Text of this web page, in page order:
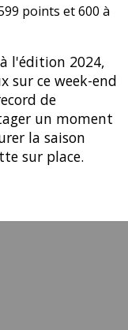
points et 600 à
l'édition 2024,
sur ce week-end
de
un moment
la saison
sur place.